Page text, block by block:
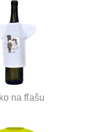
na fľašu